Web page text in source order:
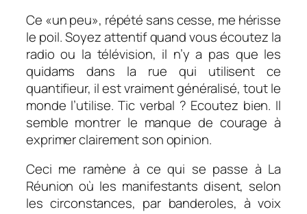
Ce «un peu», répété sans cesse, me hérisse
le poil. Soyez attentif quand vous écoutez la
radio ou la télévision, il n’y a pas que les
quidams dans la rue qui utilisent ce
quantifieur, il est vraiment généralisé, tout le
monde l’utilise. Tic verbal ? Ecoutez bien. Il
semble montrer le manque de courage à
exprimer clairement son opinion.
Ceci me ramène à ce qui se passe à La
Réunion où les manifestants disent, selon
les circonstances, par banderoles, à voix